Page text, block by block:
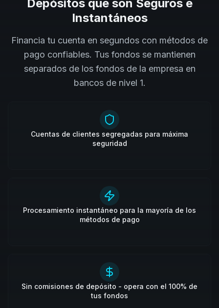
Depósitos que son Seguros e
Instantáneos
Financia tu cuenta en segundos con métodos de
pago confiables. Tus fondos se mantienen
separados de los fondos de la empresa en
bancos de nivel 1.
Cuentas de clientes segregadas para máxima
seguridad
Procesamiento instantáneo para la mayoría de los
métodos de pago
Sin comisiones de depósito - opera con el 100% de
tus fondos